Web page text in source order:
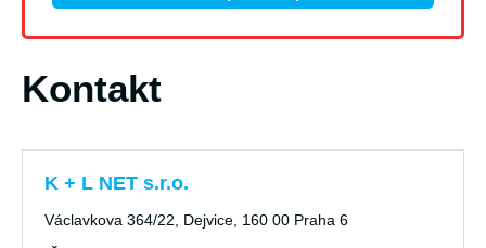
Kontakt
K + L NET s.r.o.
Václavkova 364/22, Dejvice, 160 00 Praha 6